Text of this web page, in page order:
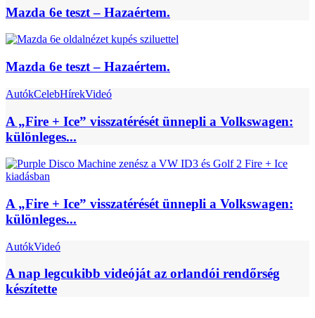
Mazda 6e teszt – Hazaértem.
Mazda 6e teszt – Hazaértem.
AutókCelebHírekVideó
A „Fire + Ice” visszatérését ünnepli a Volkswagen:
különleges...
A „Fire + Ice” visszatérését ünnepli a Volkswagen:
különleges...
AutókVideó
A nap legcukibb videóját az orlandói rendőrség
készítette